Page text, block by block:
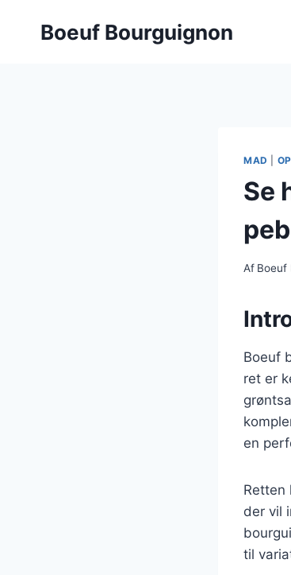
Boeuf Bourguignon
MAD
Se
Af Boeuf
Boeuf
ret er
en
der vil
til